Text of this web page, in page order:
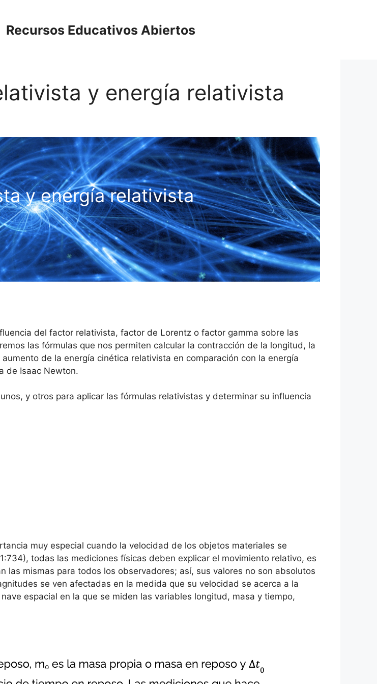
Recursos Educativos Abiertos
y energía relativista
y energía relativista
del factor relativista, factor de Lorentz o factor gamma sobre las
las fórmulas que nos permiten calcular la contracción de la longitud, la
de la energía cinética relativista en comparación con la energía
de Isaac Newton.
y otros para aplicar las fórmulas relativistas y determinar su influencia
muy especial cuando la velocidad de los objetos materiales se
todas las mediciones físicas deben explicar el movimiento relativo, es
las mismas para todos los observadores; así, sus valores no son absolutos
se ven afectadas en la medida que su velocidad se acerca a la
espacial en la que se miden las variables longitud, masa y tiempo,